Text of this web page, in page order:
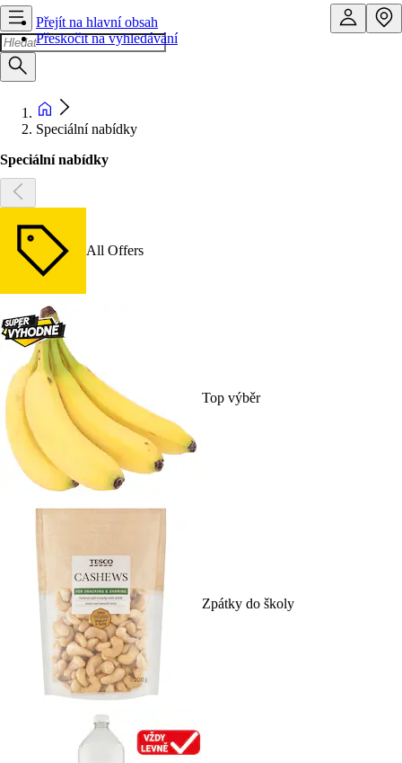
Přejít na hlavní obsah
Přeskočit na vyhledávání
Speciální nabídky
Speciální nabídky
All Offers
Top výběr
Zpátky do školy